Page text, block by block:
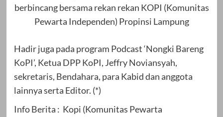
berbincang bersama rekan rekan KOPI (Komunitas
Pewarta Independen) Propinsi Lampung
Hadir juga pada program Podcast ‘Nongki Bareng
KoPI’, Ketua DPP KoPI, Jeffry Noviansyah,
sekretaris, Bendahara, para Kabid dan anggota
lainnya serta Editor. (*)
Info Berita : Kopi (Komunitas Pewarta